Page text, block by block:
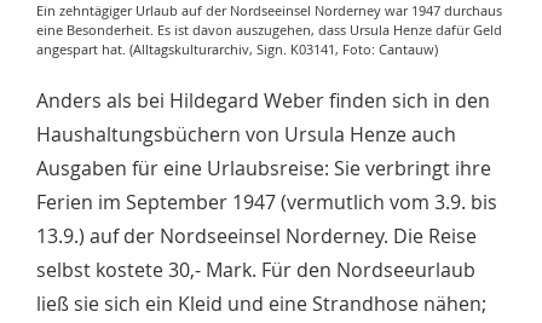
Ein zehntägiger Urlaub auf der Nordseeinsel Norderney war 1947 durchaus
eine Besonderheit. Es ist davon auszugehen, dass Ursula Henze dafür Geld
angespart hat. (Alltagskulturarchiv, Sign. K03141, Foto: Cantauw)
Anders als bei Hildegard Weber finden sich in den
Haushaltungsbüchern von Ursula Henze auch
Ausgaben für eine Urlaubsreise: Sie verbringt ihre
Ferien im September 1947 (vermutlich vom 3.9. bis
13.9.) auf der Nordseeinsel Norderney. Die Reise
selbst kostete 30,- Mark. Für den Nordseeurlaub
ließ sie sich ein Kleid und eine Strandhose nähen;